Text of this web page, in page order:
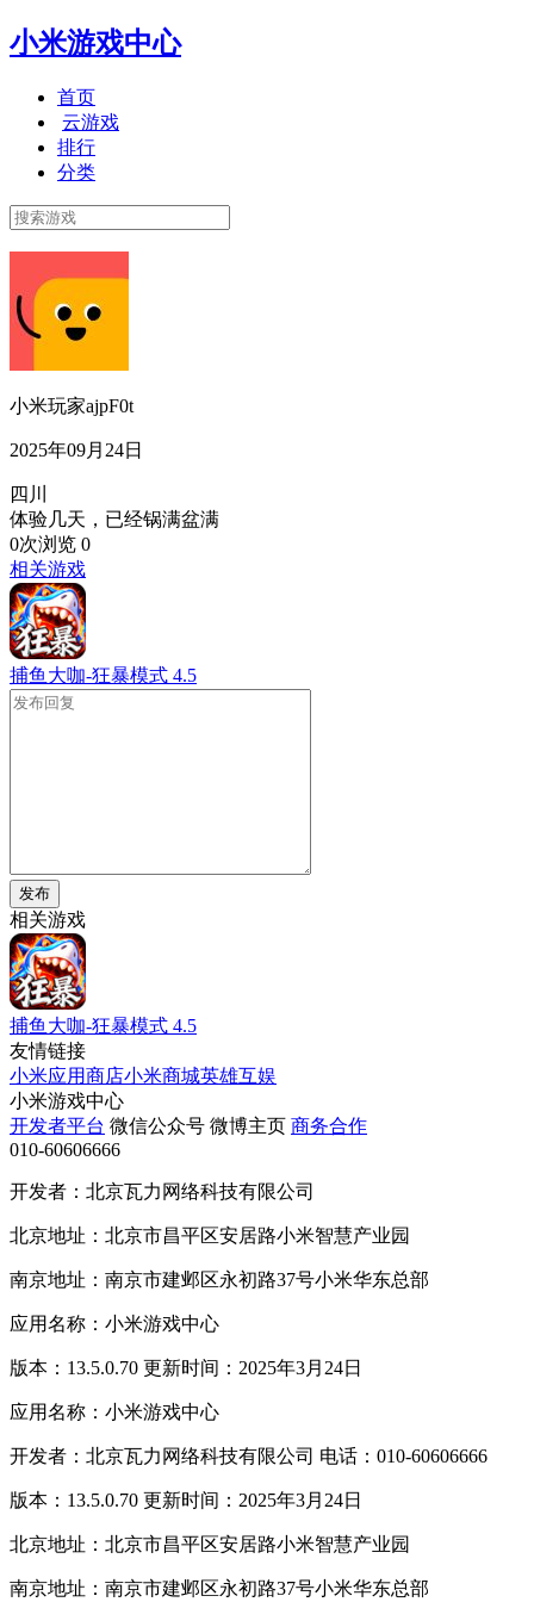
小米游戏中心
首页
云游戏
排行
分类
小米玩家ajpF0t
2025年09月24日
四川
体验几天，已经锅满盆满
0次浏览 0
相关游戏
捕鱼大咖-狂暴模式 4.5
发布
相关游戏
捕鱼大咖-狂暴模式 4.5
友情链接
小米应用商店小米商城英雄互娱
小米游戏中心
开发者平台 微信公众号 微博主页 商务合作
010-60606666
开发者：北京瓦力网络科技有限公司
北京地址：北京市昌平区安居路小米智慧产业园
南京地址：南京市建邺区永初路37号小米华东总部
应用名称：小米游戏中心
版本：13.5.0.70 更新时间：2025年3月24日
应用名称：小米游戏中心
开发者：北京瓦力网络科技有限公司 电话：010-60606666
版本：13.5.0.70 更新时间：2025年3月24日
北京地址：北京市昌平区安居路小米智慧产业园
南京地址：南京市建邺区永初路37号小米华东总部